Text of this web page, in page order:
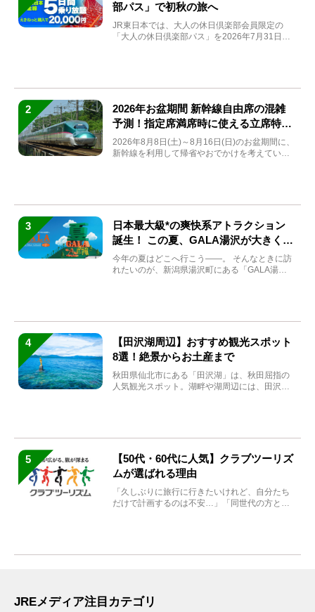
部パス」で初秋の旅へ
JR東日本では、大人の休日倶楽部会員限定の
「大人の休日倶楽部パス」を2026年7月31日
2
2026年お盆期間 新幹線自由席の混雑
予測！指定席満席時に使える立席特急
券も解説
2026年8月8日(土)～8月16日(日)のお盆期間に、
新幹線を利用して帰省やおでかけを考えている
3
日本最大級*の爽快系アトラクション
誕生！ この夏、GALA湯沢が大きく生
まれ変わる
今年の夏はどこへ行こう――。 そんなときに訪
れたいのが、新潟県湯沢町にある「GALA湯
4
【田沢湖周辺】おすすめ観光スポット
8選！絶景からお土産まで
秋田県仙北市にある「田沢湖」は、秋田屈指の
人気観光スポット。湖畔や湖周辺には、田沢湖
5
【50代・60代に人気】クラブツーリズ
ムが選ばれる理由
「久しぶりに旅行に行きたいけれど、自分たち
だけで計画するのは不安…」「同世代の方と気
JREメディア注目カテゴリ